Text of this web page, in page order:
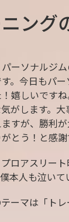
ング
ーソナルジ
。今日もパ
嬉しいです
がします。
すが、勝利
とう！と感謝
ロアスリー
本人も泣いて
ーマは「トレ